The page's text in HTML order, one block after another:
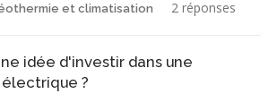
et climatisation 2 réponses
idée d'investir dans une
?